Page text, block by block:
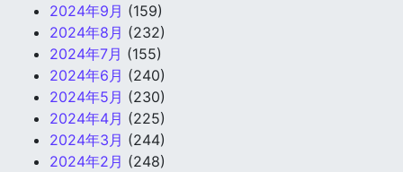
2024年9月 (159)
2024年8月 (232)
2024年7月 (155)
2024年6月 (240)
2024年5月 (230)
2024年4月 (225)
2024年3月 (244)
2024年2月 (248)